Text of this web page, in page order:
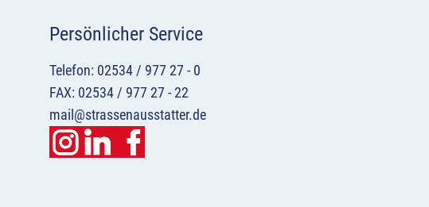
Persönlicher Service
Telefon: 02534 / 977 27 - 0
FAX: 02534 / 977 27 - 22
mail@strassenausstatter.de